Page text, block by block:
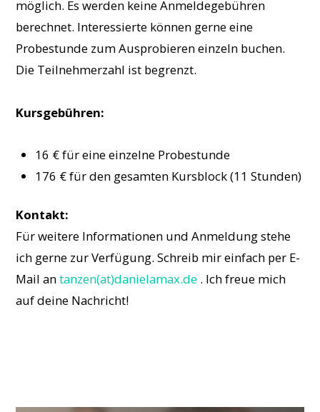
möglich. Es werden keine Anmeldegebühren
berechnet. Interessierte können gerne eine
Probestunde zum Ausprobieren einzeln buchen.
Die Teilnehmerzahl ist begrenzt.
Kursgebühren:
16 € für eine einzelne Probestunde
176 € für den gesamten Kursblock (11 Stunden)
Kontakt:
Für weitere Informationen und Anmeldung stehe
ich gerne zur Verfügung. Schreib mir einfach per E-
Mail antanzen(at)danielamax.de . Ich freue mich
auf deine Nachricht!